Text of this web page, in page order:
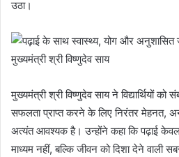
उठा।
मुख्यमंत्री श्री विष्णुदेव साय ने विद्यार्थियों
सफलता प्राप्त करने के लिए निरंतर मेहनत,
अत्यंत आवश्यक है। उन्होंने कहा कि पढ़ाई
माध्यम नहीं, बल्कि जीवन को दिशा देने वाली